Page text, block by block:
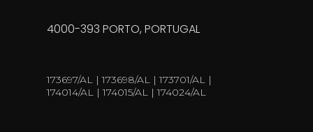
4000-393 PORTO, PORTUGAL
173697/AL | 173698/AL | 173701/AL |
174014/AL | 174015/AL | 174024/AL